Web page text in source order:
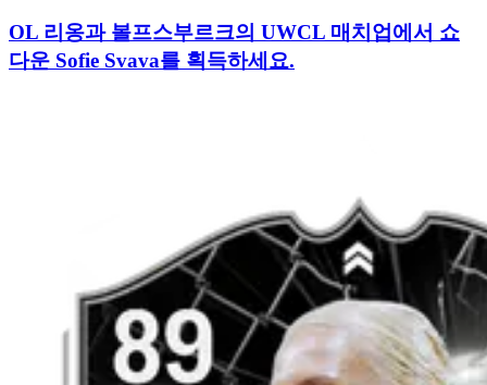
OL 리옹과 볼프스부르크의 UWCL 매치업에서 쇼
다운 Sofie Svava를 획득하세요.